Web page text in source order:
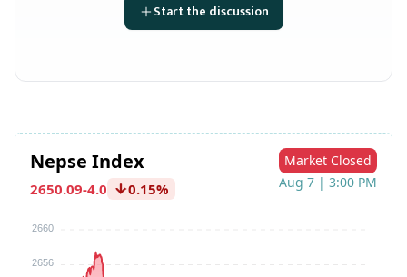
Start the discussion